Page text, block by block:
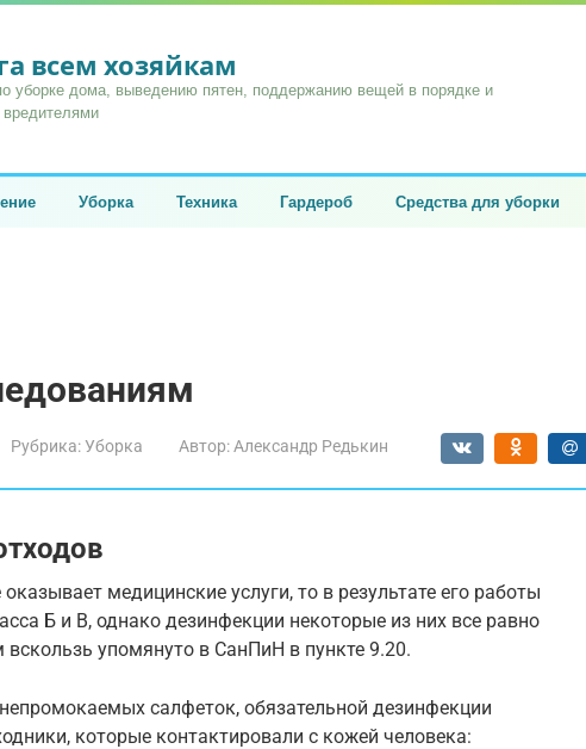
всем хозяйкам
уборке дома, выведению пятен, поддержанию вещей в порядке и
вредителями
Уборка Техника Гардероб Средства для уборки
Рубрика:Уборка Автор: Александр Редькин
медицинские услуги, то в результате его работы
Б и В, однако дезинфекции некоторые из них все равно
вскользь упомянуто в СанПиН в пункте 9.20.
салфеток, обязательной дезинфекции
которые контактировали с кожей человека: